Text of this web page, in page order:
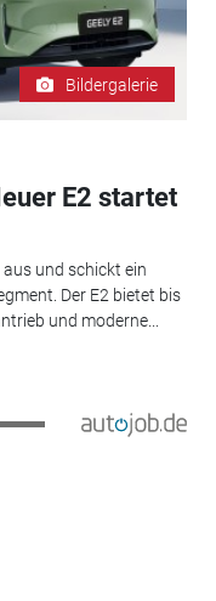
Bildergalerie
E2 startet
und schickt ein
Der E2 bietet bis
und moderne...